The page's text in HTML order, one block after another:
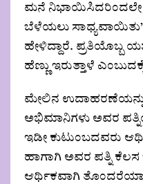
ಮನೆ ನಿಭಾಯಿಸಿದರಿಂದಲೇ
ಬೆಳೆಯಲು
ಹೇಳಿದ್ದಾರೆ. ಪ್ರತಿಯೊಬ್ಬ
ಹೆಣ್ಣು ಇರುತ್ತಾಳೆ
ಮೇಲಿನ
ಅಭಿಮಾನಿಗಳು ಅವರ
ಇಡೀ ಕುಟುಂಬದವರು
ಹಾಗಾಗಿ ಅವರ ಪತ್ನಿ
ಆರ್ಥಿಕವಾಗಿ